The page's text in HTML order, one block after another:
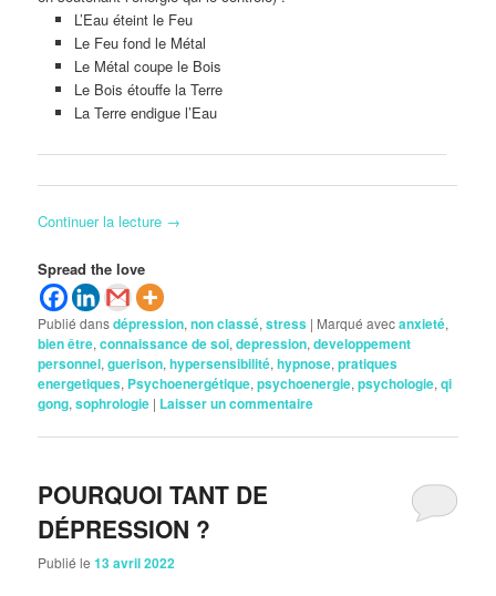
L’Eau éteint le Feu
Le Feu fond le Métal
Le Métal coupe le Bois
Le Bois étouffe la Terre
La Terre endigue l’Eau
Continuer la lecture →
Spread the love
Publié dansdépression,non classé,stress | Marqué avecanxieté,
bien être,connaissance de soi,depression,developpement
personnel,guerison,hypersensibilité,hypnose,pratiques
energetiques, Psychoenergétique,psychoenergie,psychologie,qi
gong,sophrologie | Laisser un commentaire
POURQUOI TANT DE
DÉPRESSION ?
Publié le13 avril 2022